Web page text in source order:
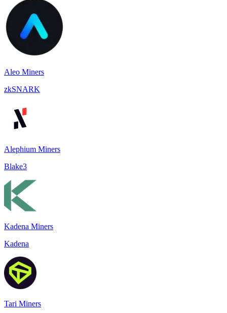
Aleo Miners
zkSNARK
Alephium Miners
Blake3
Kadena Miners
Kadena
Tari Miners